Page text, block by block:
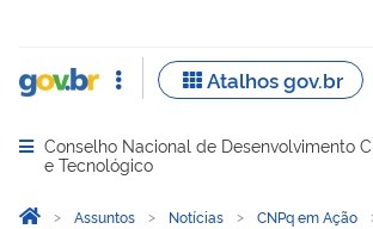
Abrir menu principal de navegação
Conselho Nacional de Desenvolvimento
e Tecnológico
Você está aqui:
Página Inicial
Assuntos Notícias CNPq em Ação